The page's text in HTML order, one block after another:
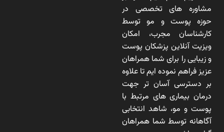
مشاوره های تخصصی در
حوزه پوست و مو توسط
کارشناسان مجرب، امکان
ویزیت آنلاین پزشکان پوست
و زیبایی را برای شما همراهان
عزیز فراهم نموده ایم تا علاوه
بر دسترسی آسان تر جهت
درمان بیماری های مرتبط با
پوست و مو، شاهد انتخابی
آگاهانه توسط شما همراهان